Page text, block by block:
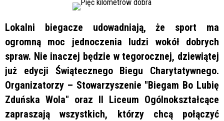
Lokalni biegacze udowadniają, że sport ma
ogromną moc jednoczenia ludzi wokół dobrych
spraw. Nie inaczej będzie w tegorocznej, dziewiątej
już edycji Świątecznego Biegu Charytatywnego.
Organizatorzy – Stowarzyszenie "Biegam Bo Lubię
Zduńska Wola" oraz II Liceum Ogólnokształcące
zapraszają wszystkich, którzy chcą połączyć